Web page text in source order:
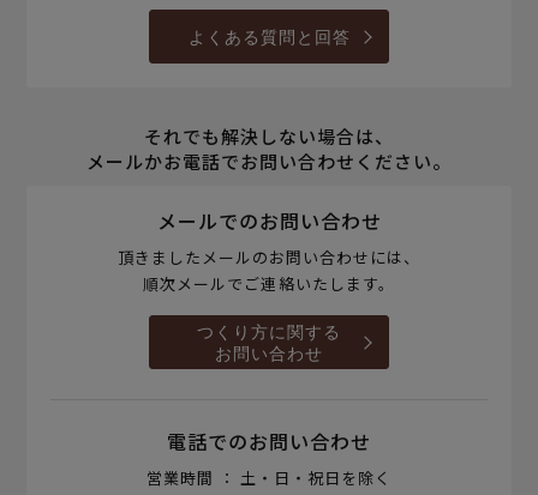
よくある質問と回答
それでも解決しない場合は、
メールかお電話でお問い合わせください。
メールでのお問い合わせ
頂きましたメールのお問い合わせには、
順次メールでご連絡いたします。
つくり方に関する
お問い合わせ
電話でのお問い合わせ
営業時間 ： 土・日・祝日を除く